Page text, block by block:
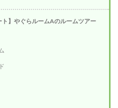
ト】やぐらルームAのルームツアー